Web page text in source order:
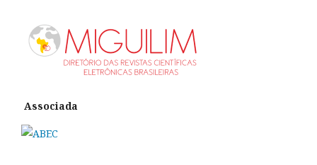
Associada